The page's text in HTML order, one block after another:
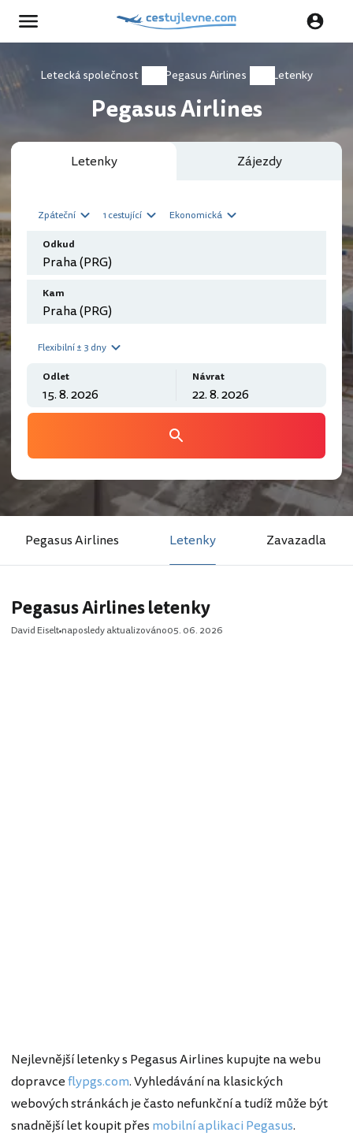
Letecká společnost Pegasus Airlines Letenky
Pegasus Airlines
Letenky Zájezdy
Zpáteční 1 cestující Ekonomická
Odkud
Kam
Flexibilní ± 3 dny
Odlet Návrat
Pegasus Airlines Letenky Zavazadla
Pegasus Airlines letenky
David Eiselt naposledy aktualizováno05. 06. 2026
Nejlevnější letenky s Pegasus Airlines kupujte na webu
dopravceflypgs.com. Vyhledávání na klasických
webových stránkách je často nefunkční a tudíž může být
snadnější let koupit přes mobilní aplikaci Pegasus.